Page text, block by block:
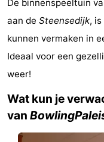
Westende
breakfasts)
Hotels
Vakantiehuizen
Nieuwpoort
-
Oostduinkerke
-
De binnenspeeltuin
aan de Steensedijk,
kunnen vermaken in
Ideaal voor een
weer!
Wat kun je
van